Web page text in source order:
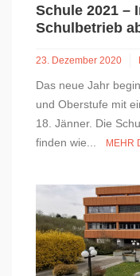
Schule 2021 –
Schulbetrieb
23. Dezember 2020
Das neue Jahr
und Oberstufe mit
18. Jänner. Die
finden wie...
MEHR